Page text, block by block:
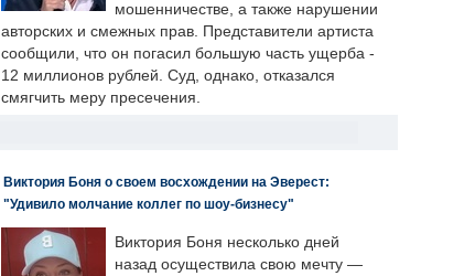
мошенничестве, а также нарушении
авторских и смежных прав. Представители артиста
сообщили, что он погасил большую часть ущерба -
12 миллионов рублей. Суд, однако, отказался
смягчить меру пресечения.
Виктория Боня о своем восхождении на Эверест:
"Удивило молчание коллег по шоу-бизнесу"
Виктория Боня несколько дней
назад осуществила свою мечту —